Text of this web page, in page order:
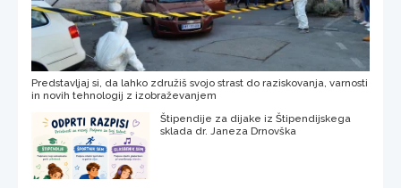
Predstavljaj si, da lahko združiš svojo strast do raziskovanja, varnosti
in novih tehnologij z izobraževanjem
Štipendije za dijake iz Štipendijskega
sklada dr. Janeza Drnovška